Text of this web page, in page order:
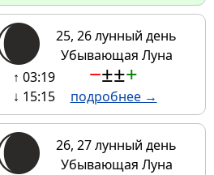
25, 26 лунный день
Убывающая Луна
↑ 03:19
↓ 15:15
−±±+
подробнее →
26, 27 лунный день
Убывающая Луна